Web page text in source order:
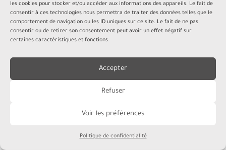
les cookies pour stocker et/ou accéder aux informations des appareils. Le fait de
consentir à ces technologies nous permettra de traiter des données telles que le
comportement de navigation ou les ID uniques sur ce site. Le fait de ne pas
consentir ou de retirer son consentement peut avoir un effet négatif sur
certaines caractéristiques et fonctions.
Accepter
Refuser
Voir les préférences
Politique de confidentialité